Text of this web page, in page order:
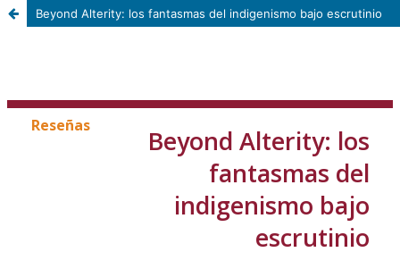
Beyond Alterity: los fantasmas del indigenismo bajo escrutinio